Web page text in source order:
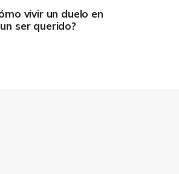
vivir un duelo en
ser querido?